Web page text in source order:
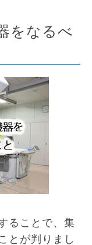
をなるべ
ることで、集
とが判りまし